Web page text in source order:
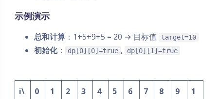
示例演示
总和计算 ：1+5+9+5 = 20 → 目标值 target=10
初始化： dp[0][0]=true , dp[0][1]=true
i\
0 1 2 3 4 5 6 7 8 9
1